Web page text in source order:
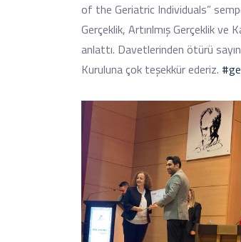
of the Geriatric Individuals”
Gerçeklik, Artırılmış Gerçeklik ve
anlattı. Davetlerinden ötürü
Kuruluna çok teşekkür ederiz.